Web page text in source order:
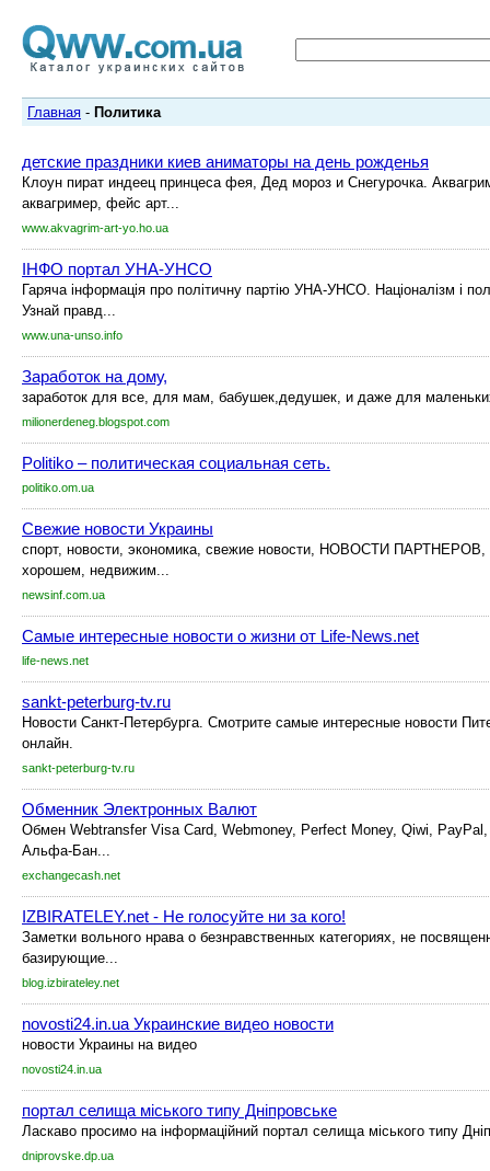
Главная - Политика
детские праздники киев аниматоры на день рожденья
Клоун пират индеец принцеса фея, Дед мороз и Снегурочка.
аквагример, фейс арт...
www.akvagrim-art-yo.ho.ua
IНФО портал УНА-УНСО
Гаряча інформація про політичну партію УНА-УНСО. Націоналізм і
Узнай правд...
www.una-unso.info
Заработок на дому,
заработок для все, для мам, бабушек,дедушек, и даже для
milionerdeneg.blogspot.com
Politiko – политическая социальная сеть.
politiko.om.ua
Свежие новости Украины
спорт, новости, экономика, свежие новости, НОВОСТИ ПАРТНЕРОВ,
хорошем, недвижим...
newsinf.com.ua
Самые интересные новости о жизни от Life-News.net
life-news.net
sankt-peterburg-tv.ru
Новости Санкт-Петербурга. Смотрите самые интересные новости
онлайн.
sankt-peterburg-tv.ru
Обменник Электронных Валют
Обмен Webtransfer Visa Card, Webmoney, Perfect Money, Qiwi,
Альфа-Бан...
exchangecash.net
IZBIRATELEY.net - Не голосуйте ни за кого!
Заметки вольного нрава о безнравственных категориях, не
базирующие...
blog.izbirateley.net
novosti24.in.ua Украинские видео новости
новости Украины на видео
novosti24.in.ua
портал селища міського типу Дніпровське
Ласкаво просимо на інформаційний портал селища міського типу
dniprovske.dp.ua